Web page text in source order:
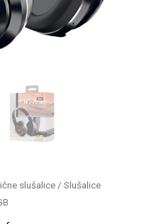
slušalice / Slušalice